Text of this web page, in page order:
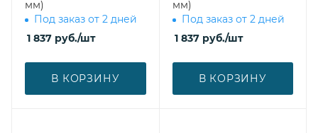
мм)
Под заказ от 2 дней
1 837 руб./шт
В КОРЗИНУ
мм)
Под заказ от 2 дней
1 837руб./шт
В КОРЗИНУ